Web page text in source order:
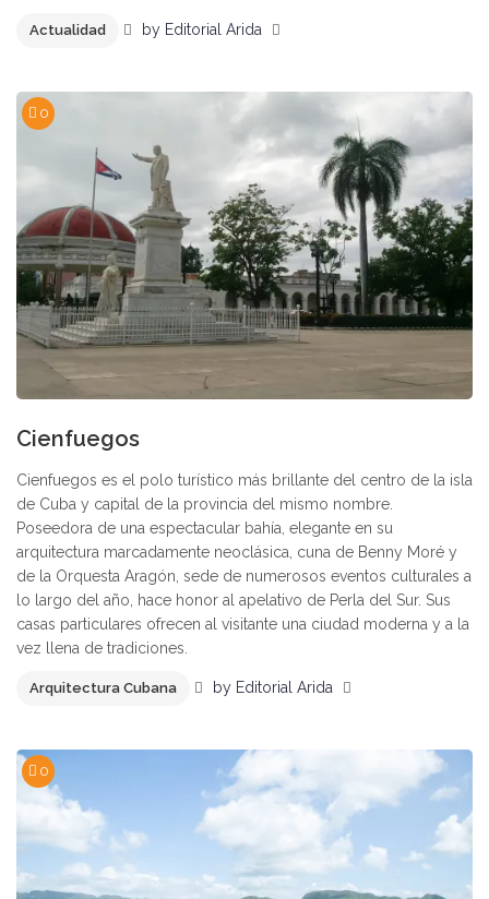
Actualidad by Editorial Arida
0
Cienfuegos
Cienfuegos es el polo turístico más brillante del centro de la isla
de Cuba y capital de la provincia del mismo nombre.
Poseedora de una espectacular bahía, elegante en su
arquitectura marcadamente neoclásica, cuna de Benny Moré y
de la Orquesta Aragón, sede de numerosos eventos culturales a
lo largo del año, hace honor al apelativo de Perla del Sur. Sus
casas particulares ofrecen al visitante una ciudad moderna y a la
vez llena de tradiciones.
Arquitectura Cubana by Editorial Arida
0